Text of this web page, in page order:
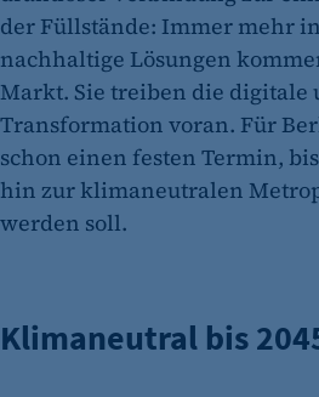
der Füllstände: Immer mehr
nachhaltige Lösungen
Markt. Sie treiben die digitale
Transformation voran. Für
schon einen festen Termin,
hin zur klimaneutralen
werden soll.
Klimaneutral bis